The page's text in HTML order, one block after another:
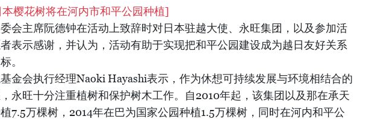
樱花树将在河内市和平公园种植]
会主席阮德钟在活动上致辞时对日本驻越大使、永旺集团，以及参加活
表示感谢，并认为，活动有助于实现把和平公园建设成为越日友好关系
。
金会执行经理Naoki Hayashi表示，作为休想可持续发展与环境相结合的
永旺十分注重植树和保护树木工作。自2010年起，该集团以及那在承天
7.5万棵树，2014年在巴为国家公园种植1.5万棵树，同时在河内和平公